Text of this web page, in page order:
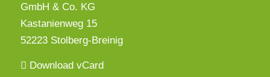
GmbH & Co. KG
Kastanienweg 15
52223 Stolberg-Breinig
Download vCard